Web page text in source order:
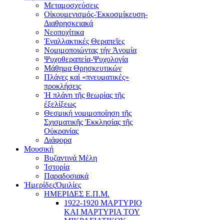
Μεταμοσχεύσεις
Οἰκουμενισμός-Ἐκκοσμίκευση-
Διαθρησκειακά
Νεοποχίτικα
Ἐναλλακτικές Θεραπεῖες
Νομιμοποιώντας τήν Ἀνομία
Ψυχοθεραπεία-Ψυχολογία
Μάθημα Θρησκευτικών
Πλάνες καὶ «πνευματικές»
προκλήσεις
Ἡ πλάνη τῆς θεωρίας τῆς
ἐξελίξεως
Θεσμική νομιμοποίηση τῆς
Σχισματικῆς Ἐκκλησίας τῆς
Οὐκρανίας
Διάφορα
Μουσική
Βυζαντινά Μέλη
Ἰστορία
Παραδοσιακά
ἩμερίδεςὉμιλίες
ΗΜΕΡΙΔΕΣ Ε.Π.Μ.
1922-1920 ΜΑΡΤΥΡΙΟ
ΚΑI ΜΑΡΤΥΡIΑ ΤΟΥ